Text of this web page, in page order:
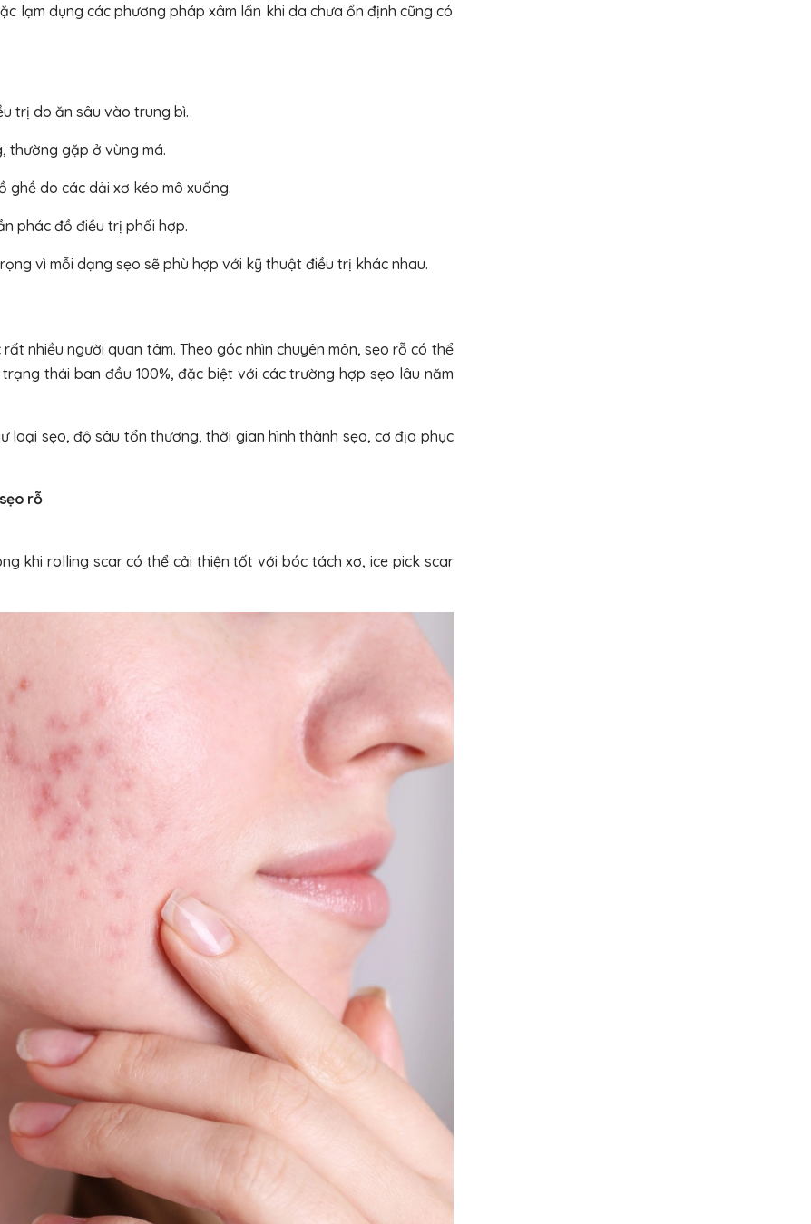
lạm dụng các phương pháp xâm lấn khi da chưa ổn định cũng có
trị do ăn sâu vào trung bì.
thường gặp ở vùng má.
ghề do các dải xơ kéo mô xuống.
phác đồ điều trị phối hợp.
vì mỗi dạng sẹo sẽ phù hợp với kỹ thuật điều trị khác nhau.
nhiều người quan tâm. Theo góc nhìn chuyên môn, sẹo rỗcó thể
thái ban đầu 100%, đặc biệt với các trường hợp sẹo lâu năm
loại sẹo, độ sâu tổn thương, thời gian hình thành sẹo, cơ địa phục
rỗ
khi rolling scar có thể cải thiện tốt với bóc tách xơ, ice pick scar